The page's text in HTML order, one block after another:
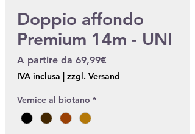
Doppio affondo
Premium 14m - UNI
A partire da 69,99€
IVA inclusa | zzgl. Versand
Vernice al biotano *